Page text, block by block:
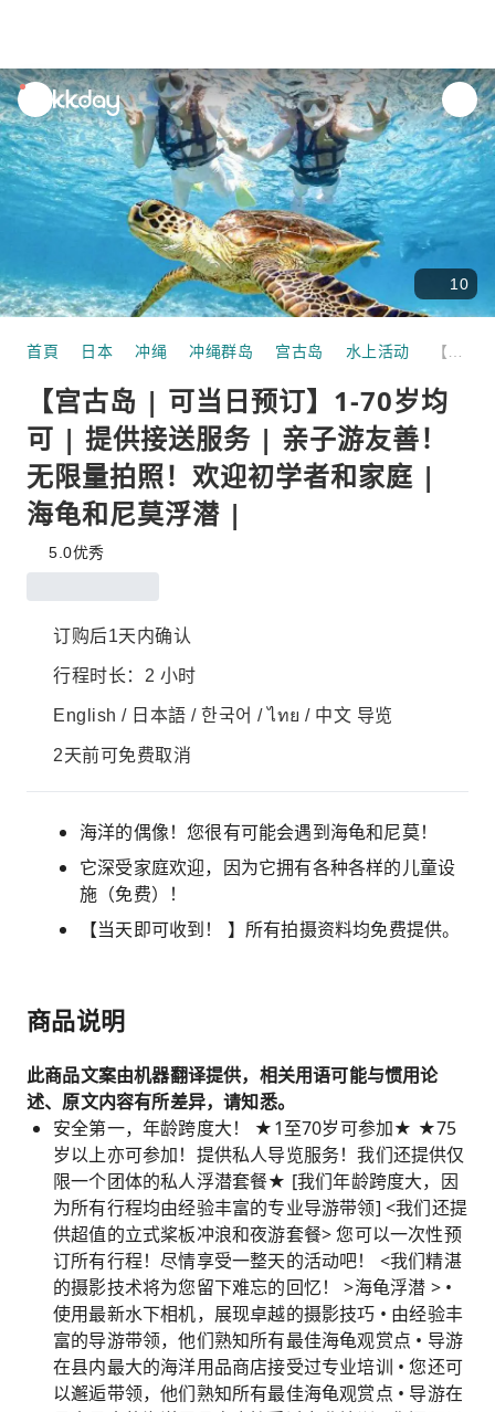
unread
notifications
10
首頁 日本 冲绳 冲绳群岛 宫古岛 水上活动
【宫古岛 | 可当日预订】1-70岁均
可 | 提供接送服务 | 亲子游友善！
无限量拍照！欢迎初学者和家庭 |
海龟和尼莫浮潜 |
5.0优秀
订购后1天内确认
行程时长：2 小时
English / 日本語 / 한국어 / ไทย / 中文 导览
2天前可免费取消
海洋的偶像！您很有可能会遇到海龟和尼莫！
它深受家庭欢迎，因为它拥有各种各样的儿童设
施（免费）！
【当天即可收到！ 】所有拍摄资料均免费提供。
商品说明
此商品文案由机器翻译提供，相关用语可能与惯用论
述、原文内容有所差异，请知悉。
安全第一，年龄跨度大！ ★1至70岁可参加★ ★75
岁以上亦可参加！提供私人导览服务！我们还提供仅
限一个团体的私人浮潜套餐★ [我们年龄跨度大，因
为所有行程均由经验丰富的专业导游带领] <我们还提
供超值的立式桨板冲浪和夜游套餐> 您可以一次性预
订所有行程！尽情享受一整天的活动吧！ <我们精湛
的摄影技术将为您留下难忘的回忆！ >海龟浮潜 > •
使用最新水下相机，展现卓越的摄影技巧 • 由经验丰
富的导游带领，他们熟知所有最佳海龟观赏点 • 导游
在县内最大的海洋用品商店接受过专业培训 • 您还可
以邂逅带领，他们熟知所有最佳海龟观赏点 • 导游在